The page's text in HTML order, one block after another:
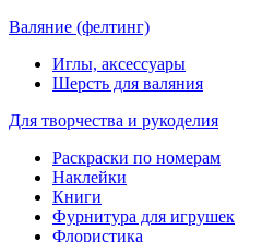
Валяние (фелтинг)
Иглы, аксессуары
Шерсть для валяния
Для творчества и рукоделия
Раскраски по номерам
Наклейки
Книги
Фурнитура для игрушек
Флористика